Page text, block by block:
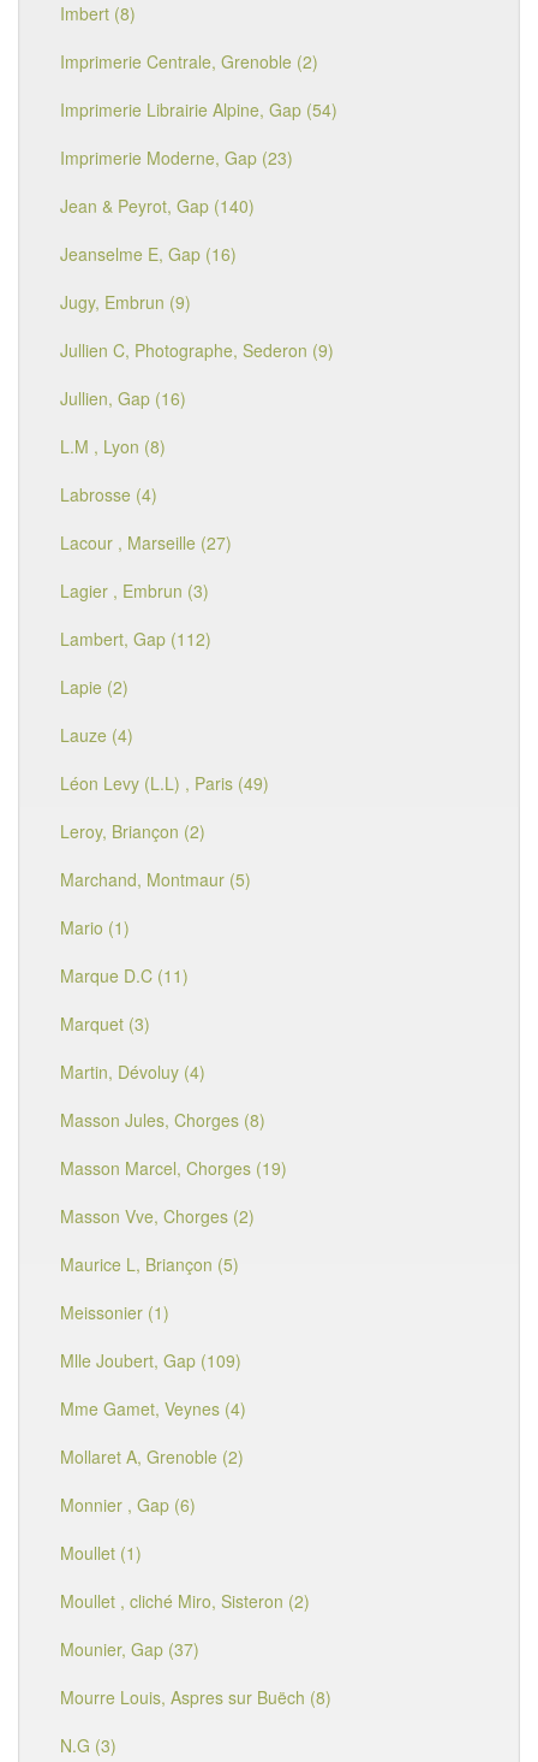
Imbert (8)
Imprimerie Centrale, Grenoble (2)
Imprimerie Librairie Alpine, Gap (54)
Imprimerie Moderne, Gap (23)
Jean & Peyrot, Gap (140)
Jeanselme E, Gap (16)
Jugy, Embrun (9)
Jullien C, Photographe, Sederon (9)
Jullien, Gap (16)
L.M , Lyon (8)
Labrosse (4)
Lacour , Marseille (27)
Lagier , Embrun (3)
Lambert, Gap (112)
Lapie (2)
Lauze (4)
Léon Levy (L.L) , Paris (49)
Leroy, Briançon (2)
Marchand, Montmaur (5)
Mario (1)
Marque D.C (11)
Marquet (3)
Martin, Dévoluy (4)
Masson Jules, Chorges (8)
Masson Marcel, Chorges (19)
Masson Vve, Chorges (2)
Maurice L, Briançon (5)
Meissonier (1)
Mlle Joubert, Gap (109)
Mme Gamet, Veynes (4)
Mollaret A, Grenoble (2)
Monnier , Gap (6)
Moullet (1)
Moullet , cliché Miro, Sisteron (2)
Mounier, Gap (37)
Mourre Louis, Aspres sur Buëch (8)
N.G (3)